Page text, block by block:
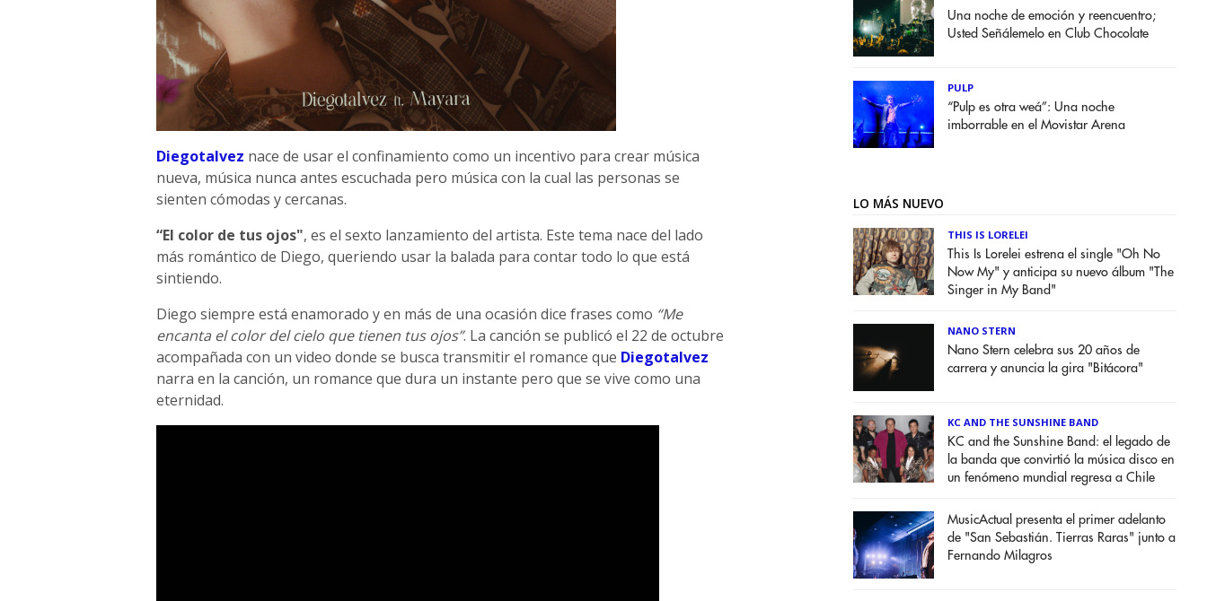
Diegotalvez nace de usar el confinamiento como un incentivo para crear música
nueva, música nunca antes escuchada pero música con la cual las personas se
sienten cómodas y cercanas.
“El color de tus ojos", es el sexto lanzamiento del artista. Este tema nace del lado
más romántico de Diego, queriendo usar la balada para contar todo lo que está
sintiendo.
Diego siempre está enamorado y en más de una ocasión dice frases como “Me
encanta el color del cielo que tienen tus ojos”. La canción se publicó el 22 de octubre
acompañada con un video donde se busca transmitir el romance que Diegotalvez
narra en la canción, un romance que dura un instante pero que se vive como una
eternidad.
Una noche de emoción y reencuentro;
Usted Señálemelo en Club Chocolate
PULP
“Pulp es otra weá”: Una noche
imborrable en el Movistar Arena
LO MÁS NUEVO
THIS IS LORELEI
This Is Lorelei estrena el single "Oh No
Now My" y anticipa su nuevo álbum "The
Singer in My Band"
NANO STERN
Nano Stern celebra sus 20 años de
carrera y anuncia la gira "Bitácora"
KC AND THE SUNSHINE BAND
KC and the Sunshine Band: el legado de
la banda que convirtió la música disco en
un fenómeno mundial regresa a Chile
MusicActual presenta el primer adelanto
de "San Sebastián. Tierras Raras" junto a
Fernando Milagros